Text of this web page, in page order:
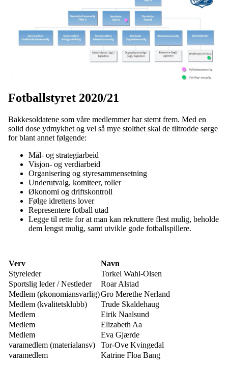
Fotballstyret 2020/21
Bakkesoldatene som våre medlemmer har stemt frem. Med en
solid dose ydmykhet og vel så mye stolthet skal de tiltrodde sørge
for blant annet følgende:
Mål- og strategiarbeid
Visjon- og verdiarbeid
Organisering og styresammensetning
Underutvalg, komiteer, roller
Økonomi og driftskontroll
Følge idrettens lover
Representere fotball utad
Legge til rette for at man kan rekruttere flest mulig, beholde
dem lengst mulig, samt utvikle gode fotballspillere.
Verv
Navn
Styreleder
Torkel Wahl-Olsen
Sportslig leder / Nestleder
Roar Alstad
Medlem (økonomiansvarlig)Gro Merethe Nerland
Medlem (kvalitetsklubb)
Trude Skaldehaug
Medlem
Eirik Naalsund
Medlem
Elizabeth Aa
Medlem
Eva Gjærde
varamedlem (materialansv)
Tor-Ove Kvingedal
varamedlem
Katrine Floa Bang